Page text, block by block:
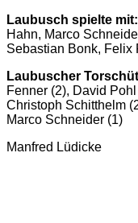
Laubusch spielte mit:
Hahn, Marco
Sebastian Bonk, Felix
Laubuscher
Fenner (2), David
Christoph Schitthelm
Marco Schneider (1)
Manfred Lüdicke